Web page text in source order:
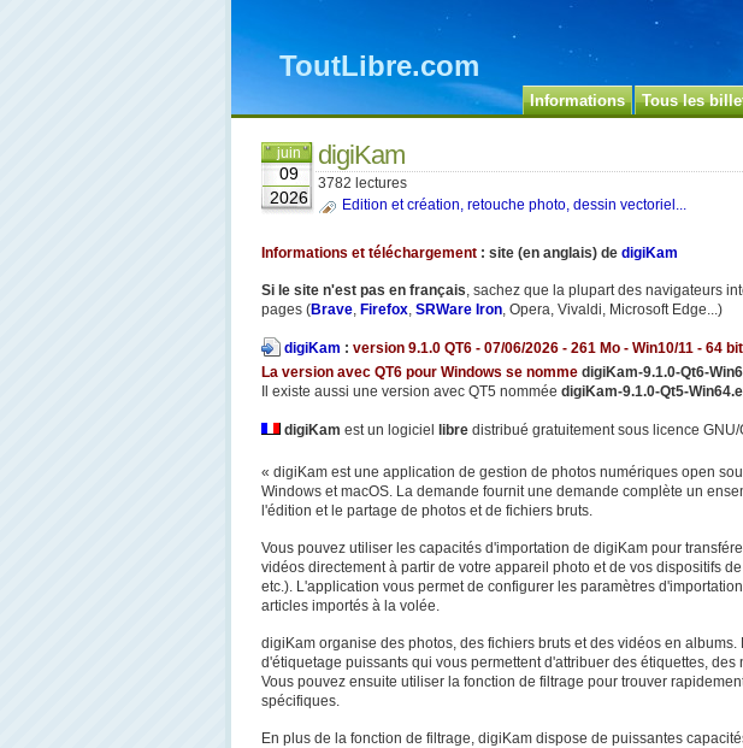
ToutLibre.com
Informations Tous les
juin
09
2026
digiKam
3782 lectures
Edition et création, retouche photo, dessin vectoriel...
Informations et téléchargement : site (en anglais) de digiKam
Si le site n'est pas en français, sachez que la plupart des navigateurs
pages (Brave, Firefox, SRWare Iron, Opera, Vivaldi, Microsoft Edge...)
digiKam : version 9.1.0 QT6 - 07/06/2026 - 261 Mo - Win10/11 - 64
La version avec QT6 pour Windows se nomme digiKam-9.1.0-Qt6-
Il existe aussi une version avec QT5 nommée digiKam-9.1.0-Qt5-
digiKam est un logiciel libre distribué gratuitement sous licence GNU/
« digiKam est une application de gestion de photos numériques open
Windows et macOS. La demande fournit une demande complète un
l'édition et le partage de photos et de fichiers bruts.
Vous pouvez utiliser les capacités d'importation de digiKam pour
vidéos directement à partir de votre appareil photo et de vos dispositifs
etc.). L'application vous permet de configurer les paramètres
articles importés à la volée.
digiKam organise des photos, des fichiers bruts et des vidéos en
d'étiquetage puissants qui vous permettent d'attribuer des étiquettes,
Vous pouvez ensuite utiliser la fonction de filtrage pour trouver
spécifiques.
En plus de la fonction de filtrage, digiKam dispose de puissantes